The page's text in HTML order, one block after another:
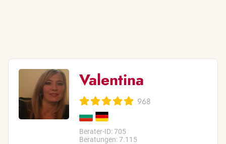
Valentina
968
Berater-ID: 705
Beratungen: 7.115